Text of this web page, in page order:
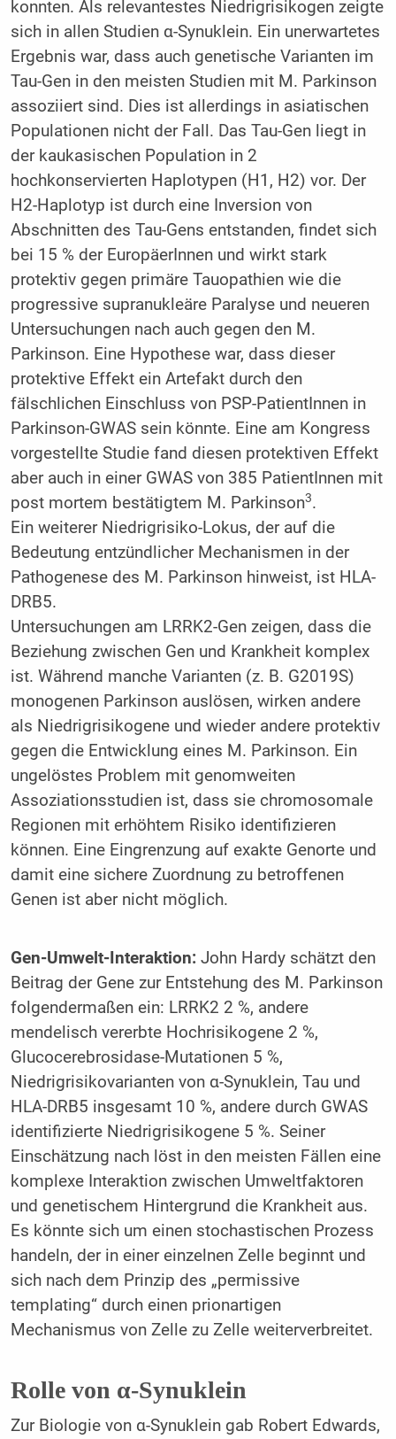
konnten. Als relevantestes Niedrigrisikogen zeigte
sich in allen Studien α-Synuklein. Ein unerwartetes
Ergebnis war, dass auch genetische Varianten im
Tau-Gen in den meisten Studien mit M. Parkinson
assoziiert sind. Dies ist allerdings in asiatischen
Populationen nicht der Fall. Das Tau-Gen liegt in
der kaukasischen Population in 2
hochkonservierten Haplotypen (H1, H2) vor. Der
H2-Haplotyp ist durch eine Inversion von
Abschnitten des Tau-Gens entstanden, findet sich
bei 15 % der EuropäerInnen und wirkt stark
protektiv gegen primäre Tauopathien wie die
progressive supranukleäre Paralyse und neueren
Untersuchungen nach auch gegen den M.
Parkinson. Eine Hypothese war, dass dieser
protektive Effekt ein Artefakt durch den
fälschlichen Einschluss von PSP-PatientInnen in
Parkinson-GWAS sein könnte. Eine am Kongress
vorgestellte Studie fand diesen protektiven Effekt
aber auch in einer GWAS von 385 PatientInnen mit
post mortem bestätigtem M. Parkinson3.
Ein weiterer Niedrigrisiko-Lokus, der auf die
Bedeutung entzündlicher Mechanismen in der
Pathogenese des M. Parkinson hinweist, ist HLA-
DRB5.
Untersuchungen am LRRK2-Gen zeigen, dass die
Beziehung zwischen Gen und Krankheit komplex
ist. Während manche Varianten (z. B. G2019S)
monogenen Parkinson auslösen, wirken andere
als Niedrigrisikogene und wieder andere protektiv
gegen die Entwicklung eines M. Parkinson. Ein
ungelöstes Problem mit genomweiten
Assoziationsstudien ist, dass sie chromosomale
Regionen mit erhöhtem Risiko identifizieren
können. Eine Eingrenzung auf exakte Genorte und
damit eine sichere Zuordnung zu betroffenen
Genen ist aber nicht möglich.
Gen-Umwelt-Interaktion:John Hardy schätzt den
Beitrag der Gene zur Entstehung des M. Parkinson
folgendermaßen ein: LRRK2 2 %, andere
mendelisch vererbte Hochrisikogene 2 %,
Glucocerebrosidase-Mutationen 5 %,
Niedrigrisikovarianten von α-Synuklein, Tau und
HLA-DRB5 insgesamt 10 %, andere durch GWAS
identifizierte Niedrigrisikogene 5 %. Seiner
Einschätzung nach löst in den meisten Fällen eine
komplexe Interaktion zwischen Umweltfaktoren
und genetischem Hintergrund die Krankheit aus.
Es könnte sich um einen stochastischen Prozess
handeln, der in einer einzelnen Zelle beginnt und
sich nach dem Prinzip des „permissive
templating“ durch einen prionartigen
Mechanismus von Zelle zu Zelle weiterverbreitet.
Rolle von α-Synuklein
Zur Biologie von α-Synuklein gab Robert Edwards,